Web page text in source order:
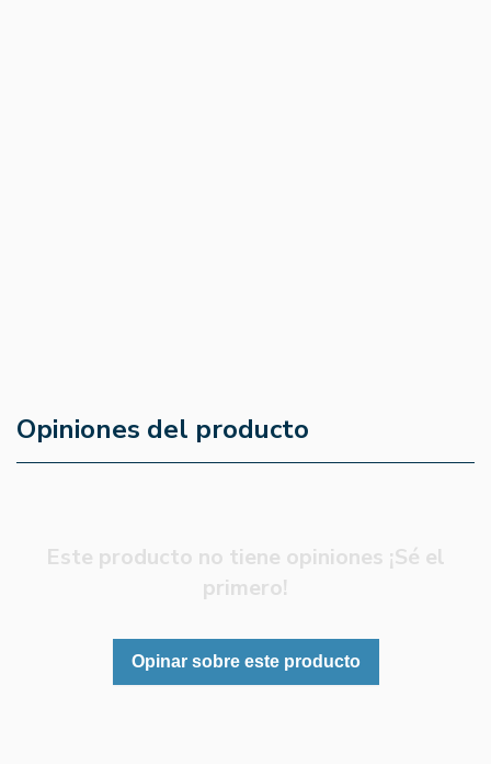
Opiniones del producto
Este producto no tiene opiniones ¡Sé el
primero!
Opinar sobre este producto